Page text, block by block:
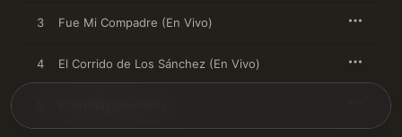
3 Fue Mi Compadre (En Vivo)
4 El Corrido de Los Sánchez (En Vivo)